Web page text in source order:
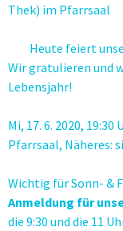
Thek) im Pfarrsaal
Heute feiert
Wir gratulieren und
Lebensjahr!
Mi, 17. 6. 2020, 19:30
Pfarrsaal, Näheres:
Wichtig für Sonn- &
Anmeldung für
die 9:30 und die 11